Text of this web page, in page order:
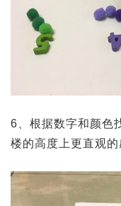
6、根据数字和颜色
楼的高度上更直观的